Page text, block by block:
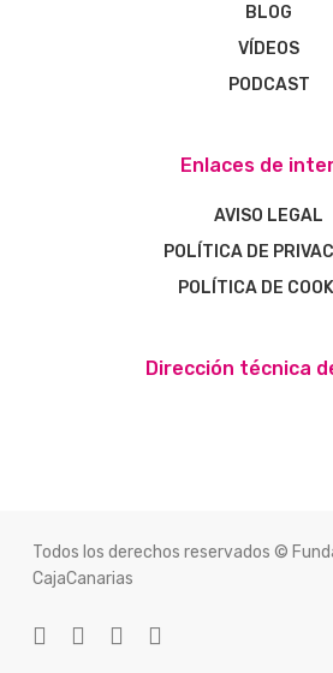
BLOG
VÍDEOS
PODCAST
Enlaces de
AVISO LEGAL
POLÍTICA DE
POLÍTICA DE
Dirección técnica
Todos los derechos reservados ©
CajaCanarias
twitterfacebookyoutubeinstagram